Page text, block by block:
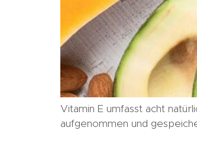
Vitamin E umfasst acht
aufgenommen und